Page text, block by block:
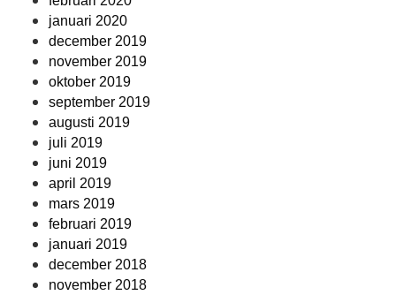
januari 2020
december 2019
november 2019
oktober 2019
september 2019
augusti 2019
juli 2019
juni 2019
april 2019
mars 2019
februari 2019
januari 2019
december 2018
november 2018